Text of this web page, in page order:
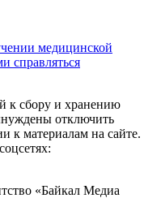
медицинской
к сбору и хранению
отключить
к материалам на сайте.
«Байкал Медиа